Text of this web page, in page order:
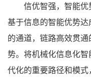
信优智强，智能优
基于信息的智能优势
的通道，链路高效贯
势。将机械化信息化
代化的重要路径和模